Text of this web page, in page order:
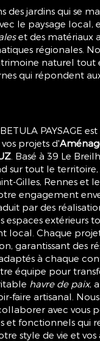
des jardins qui se
le paysage local,
et des matériaux
régionales.
naturel tout
qui répondent
PAYSAGE
projets d'
. Basé à 39 Le
sur tout le
Gilles, Rennes et
engagement
par des
espaces extérieurs
local. Chaque
garantissant des
à chaque
équipe pour
havre de paix,
faire artisanal.
avec vous
et fonctionnels qui
style de vie et vos